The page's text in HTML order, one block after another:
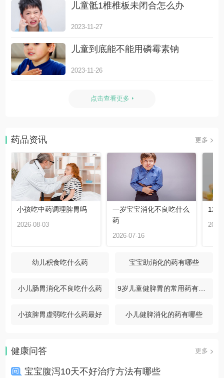
儿童骶1椎椎板未闭合怎么办
2023-11-27
儿童到底能不能用磷霉素钠
2023-11-26
点击查看更多
药品资讯 更多
小孩吃中药调理脾胃吗
2026-08-03
一岁宝宝消化不良吃什么
药
2026-07-16
12
幼儿积食吃什么药 宝宝助消化的药有哪些
小儿肠胃消化不良吃什么药 9岁儿童健脾胃的常用药有哪些
小孩脾胃虚弱吃什么药最好 小儿健脾消化的药有哪些
健康问答 更多
宝宝腹泻10天不好治疗方法有哪些